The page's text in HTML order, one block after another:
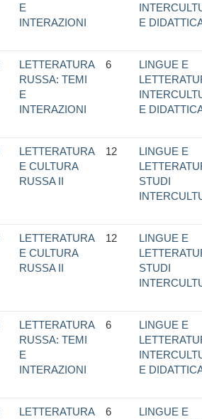
E
INTERAZIONI
E
LETTERATURA
RUSSA: TEMI
E
INTERAZIONI
6
LINGUE E
E
LETTERATURA
E CULTURA
RUSSA II
12
LINGUE E
STUDI
LETTERATURA
E CULTURA
RUSSA II
12
LINGUE E
STUDI
LETTERATURA
RUSSA: TEMI
E
INTERAZIONI
6
LINGUE E
E
LETTERATURA
6
LINGUE E